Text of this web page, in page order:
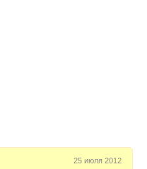
25 июля 2012